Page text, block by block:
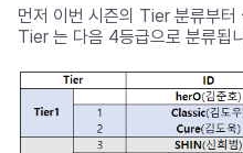
먼저 이번 시즌의 Tier 분류부터
Tier 는 다음 4등급으로 분류됩